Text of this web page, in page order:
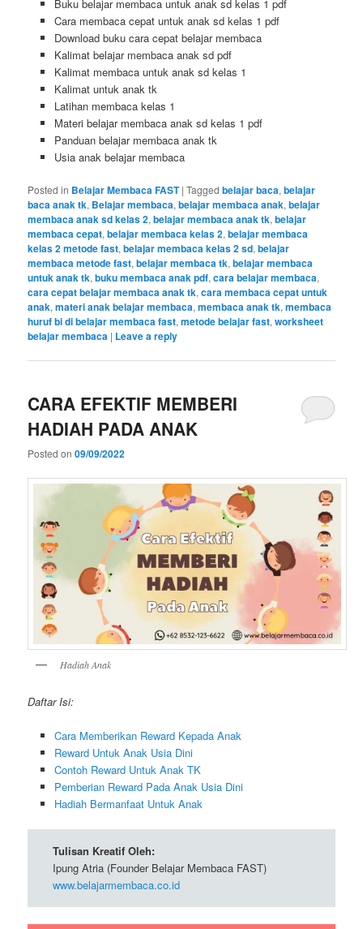
Buku belajar membaca untuk anak sd kelas 1 pdf
Cara membaca cepat untuk anak sd kelas 1 pdf
Download buku cara cepat belajar membaca
Kalimat belajar membaca anak sd pdf
Kalimat membaca untuk anak sd kelas 1
Kalimat untuk anak tk
Latihan membaca kelas 1
Materi belajar membaca anak sd kelas 1 pdf
Panduan belajar membaca anak tk
Usia anak belajar membaca
Posted in Belajar Membaca FAST |Tagged belajar baca,belajar
baca anak tk, Belajar membaca,belajar membaca anak,belajar
membaca anak sd kelas 2,belajar membaca anak tk,belajar
membaca cepat,belajar membaca kelas 2,belajar membaca
kelas 2 metode fast,belajar membaca kelas 2 sd,belajar
membaca metode fast,belajar membaca tk,belajar membaca
untuk anak tk,buku membaca anak pdf,cara belajar membaca,
cara cepat belajar membaca anak tk,cara membaca cepat untuk
anak,materi anak belajar membaca,membaca anak tk,membaca
huruf bi di belajar membaca fast,metode belajar fast,worksheet
belajar membaca | Leave a reply
CARA EFEKTIF MEMBERI
HADIAH PADA ANAK
Posted on09/09/2022
Hadiah Anak
Daftar Isi:
Cara Memberikan Reward Kepada Anak
Reward Untuk Anak Usia Dini
Contoh Reward Untuk Anak TK
Pemberian Reward Pada Anak Usia Dini
Hadiah Bermanfaat Untuk Anak
Tulisan Kreatif Oleh:
Ipung Atria (Founder Belajar Membaca FAST)
www.belajarmembaca.co.id